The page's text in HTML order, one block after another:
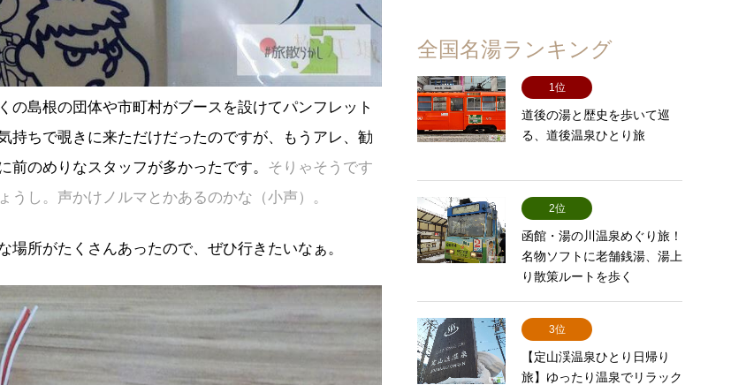
島根の団体や市町村がブースを設けてパンフレット
持ちで覗きに来ただけだったのですが、もうアレ、勧
のめりなスタッフが多かったです。 そりゃそうです
し。声かけノルマとかあるのかな（小声）。
所がたくさんあったので、ぜひ行きたいなぁ。
全国名湯ランキング
1位
道後の湯と歴史を歩いて巡
る、道後温泉ひとり旅
2位
函館・湯の川温泉めぐり旅！
名物ソフトに老舗銭湯、湯上
り散策ルートを歩く
3位
【定山渓温泉ひとり日帰り
旅】ゆったり温泉でリラック